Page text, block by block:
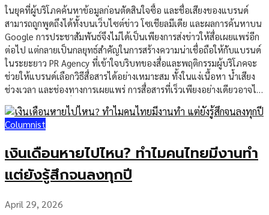
ในยุคที่ผู้บริโภคค้นหาข้อมูลก่อนตัดสินใจซื้อ และชื่อเสียงของแบรนด์
สามารถถูกพูดถึงได้ทั้งบนเว็บไซต์ข่าว โซเชียลมีเดีย และผลการค้นหาบน
Google การประชาสัมพันธ์จึงไม่ได้เป็นเพียงการส่งข่าวให้สื่อเผยแพร่อีก
ต่อไป แต่กลายเป็นกลยุทธ์สำคัญในการสร้างความน่าเชื่อถือให้กับแบรนด์
ในระยะยาว PR Agency ที่เข้าใจบริบทของสื่อและพฤติกรรมผู้บริโภคจะ
ช่วยให้แบรนด์เลือกวิธีสื่อสารได้อย่างเหมาะสม ทั้งในแง่เนื้อหา น้ำเสียง
ช่วงเวลา และช่องทางการเผยแพร่ การสื่อสารที่เร็วเพียงอย่างเดียวอาจไม่
เพียงพอ หากสารที่ออกไปไม่ชัดเจนหรือไม่ตรงกับความคาดหวังของ
สาธารณะ ดังนั้น ความแม่นยำในการสื่อสารจึงเป็นหัวใจสำคัญที่ช่วยลด
ความคลาดเคลื่อน และทำให้แบรนด์รักษาความน่าเชื่อถือได้ดีขึ้น จากการ
ต่างจากการส่งข่าวทั่วไป คือความสามารถในการมองภาพรวมของแบรนด์
ไม่ใช่เพียงการเผยแพร่ข่าวแต่ละชิ้น แต่คือการวางลำดับการสื่อสารให้
แบรนด์ค่อย ๆ สร้างความน่าเชื่อถือในสายตาของสาธารณะ เมื่อแบรนด์มี
สม ภาพจำของแบรนด์จะค่อย ๆ แข็งแรงขึ้น ทั้งในมุมของลูกค้า คู่ค้า นัก
Columnist
เงินเดือนหายไปไหน? ทำไมคนไทยมีงานทำ
แต่ยังรู้สึกจนลงทุกปี
April 29, 2026